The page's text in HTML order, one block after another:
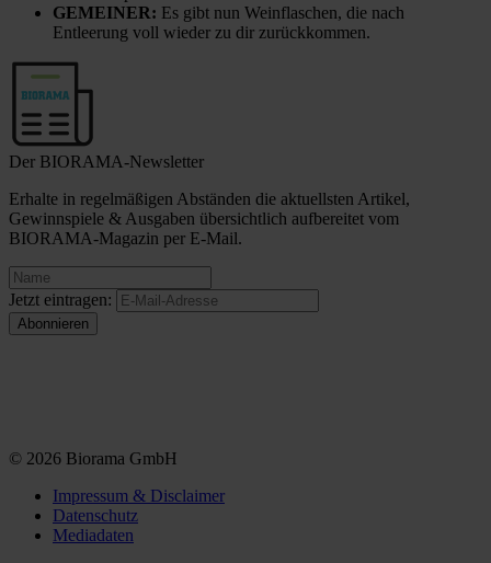
GEMEINER: Es gibt nun Weinflaschen, die nach
Entleerung voll wieder zu dir zurückkommen.
Der BIORAMA-Newsletter
Erhalte in regelmäßigen Abständen die aktuellsten Artikel,
Gewinnspiele & Ausgaben übersichtlich aufbereitet vom
BIORAMA-Magazin per E-Mail.
Jetzt eintragen:
© 2026 Biorama GmbH
Impressum & Disclaimer
Datenschutz
Mediadaten